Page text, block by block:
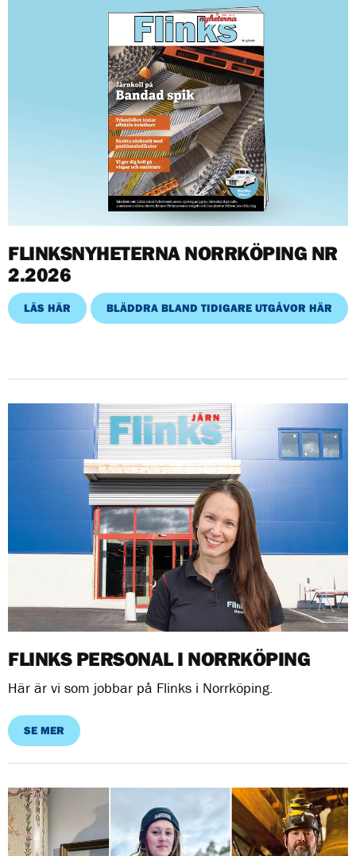
FLINKSNYHETERNA NORRKÖPING NR
2.2026
LÄS HÄR BLÄDDRA BLAND TIDIGARE UTGÅVOR HÄR
FLINKS PERSONAL I NORRKÖPING
Här är vi som jobbar på Flinks i Norrköping.
SE MER